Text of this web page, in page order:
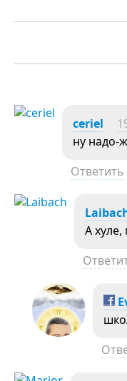
ceriel
ну надо-
Ответить
А хуле,